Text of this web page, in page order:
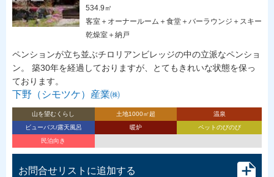
534.9㎡
客室＋オーナールーム＋食堂＋バーラウンジ＋スキー
乾燥室＋納戸
ペンションが立ち並ぶチロリアンビレッジの中の立派なペンショ
ン。 築30年を経過しておりますが、とてもきれいな状態を保っ
ております。
下野（シモツケ）産業㈱
山を望むくらし 土地1000㎡超
温泉
ビューバス/露天風呂
暖炉
ペットのびのび
民泊向き
お問合せリストに追加する